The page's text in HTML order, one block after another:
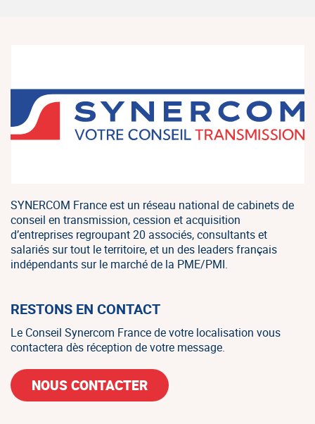
SYNERCOM France est un réseau national de cabinets de
conseil en transmission, cession et acquisition
d’entreprises regroupant 20 associés, consultants et
salariés sur tout le territoire, et un des leaders français
indépendants sur le marché de la PME/PMI.
RESTONS EN CONTACT
Le Conseil Synercom France de votre localisation vous
contactera dès réception de votre message.
NOUS CONTACTER